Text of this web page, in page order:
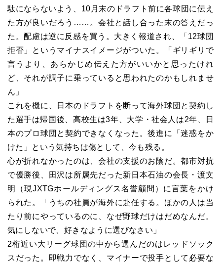
駄にならないよう、10月末のドラフト前に各球団に伝え
た方が良いだろう……。会社と話し合った末の答えだっ
た。配慮は逆に反感を買う。大きく報道され、「12球団
拒否」というマイナスイメージがついた。「ギリギリで
言うより、あらかじめ伝えた方がいいかと思ったけれ
ど、それが調子に乗っていると思われたのかもしれませ
ん」
これを機に、日本のドラフトを断って海外球団と契約し
た選手は帰国後、高校生は3年、大学・社会人は2年、日
本のプロ球団と契約できなくなった。後進に「迷惑をか
けた」という気持ちは傷として、今も残る。
心が折れなかったのは、会社の支援のお陰だ。都市対抗
で優勝後、田沢は所属先だった新日本石油の会長・渡文
明（現JXTGホールディングス名誉顧問）に言葉をかけ
られた。「うちの社員が海外に赴任する。ほかの人は当
たり前にやっているのに、なぜ野球だけはだめなんだ。
気にしないで、好きなように選びなさい」
2桁近い大リーグ球団の中から選んだのはレッドソック
スだった。即戦力でなく、マイナーで投手として必要な